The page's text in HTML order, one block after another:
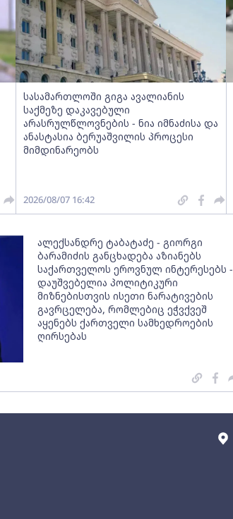
სასამართლოში გიგა ავალიანის
საქმეზე დაკავებული
არასრულწლოვნების - ნია იმნაძისა და
ანასტასია ბერუაშვილის პროცესი
მიმდინარეობს
2026/08/07 16:42
ალექსანდრე ტაბატაძე - გიორგი
ბარამიძის განცხადება აზიანებს
საქართველოს ეროვნულ ინტერესებს -
დაუშვებელია პოლიტიკური
მიზნებისთვის ისეთი ნარატივების
გავრცელება, რომლებიც ეჭვქვეშ
აყენებს ქართველი სამხედროების
ღირსებას